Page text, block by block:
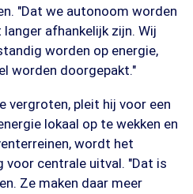
"Dat we autonoom worden
afhankelijk zijn. Wij
worden op energie,
worden doorgepakt."
vergroten, pleit hij voor een
lokaal op te wekken en
wordt het
voor centrale uitval. "Dat is
Ze maken daar meer